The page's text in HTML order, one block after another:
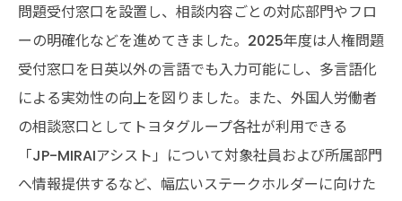
問題受付窓口を設置し、相談内容ごとの対応部門やフロ
ーの明確化などを進めてきました。2025年度は人権問題
受付窓口を日英以外の言語でも入力可能にし、多言語化
による実効性の向上を図りました。また、外国人労働者
の相談窓口としてトヨタグループ各社が利用できる
「JP-MIRAIアシスト」について対象社員および所属部門
へ情報提供するなど、幅広いステークホルダーに向けた